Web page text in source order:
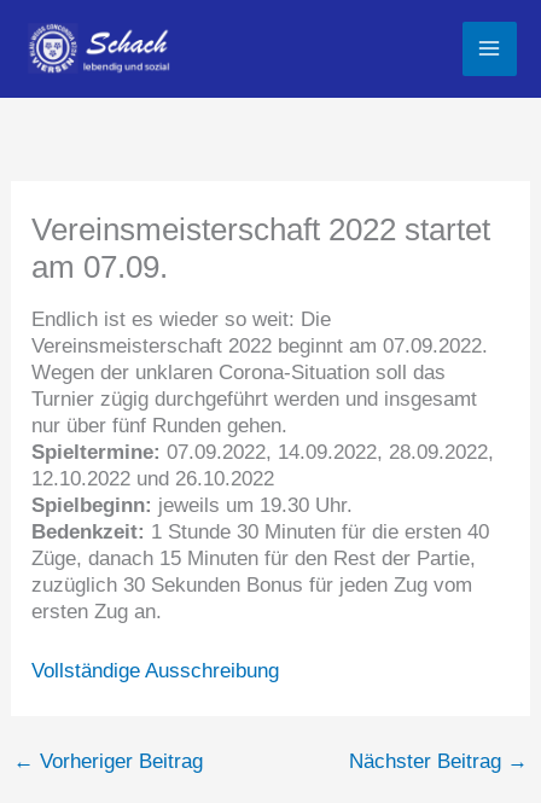
Inhalt
springen
Vereinsmeisterschaft 2022 startet
am 07.09.
Endlich ist es wieder so weit: Die
Vereinsmeisterschaft 2022 beginnt am 07.09.2022.
Wegen der unklaren Corona-Situation soll das
Turnier zügig durchgeführt werden und insgesamt
nur über fünf Runden gehen.
Spieltermine:07.09.2022, 14.09.2022, 28.09.2022,
12.10.2022 und 26.10.2022
Spielbeginn: jeweils um 19.30 Uhr.
Bedenkzeit: 1 Stunde 30 Minuten für die ersten 40
Züge, danach 15 Minuten für den Rest der Partie,
zuzüglich 30 Sekunden Bonus für jeden Zug vom
ersten Zug an.
Vollständige Ausschreibung
← Vorheriger Beitrag Nächster Beitrag →